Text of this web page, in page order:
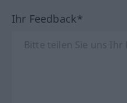
Ihr Feedback*